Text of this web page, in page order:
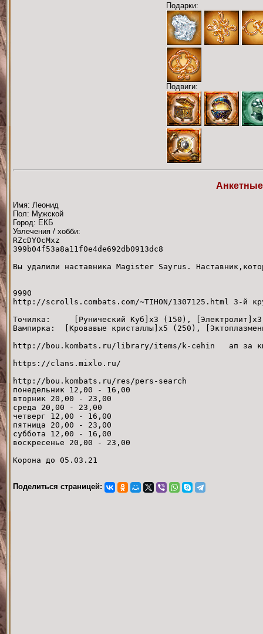
Подарки:
Подвиги:
Имя: Леонид
Пол: Мужской
Город: ЕКБ
Увлечения / хобби:
RZcDYOcMxz
399b04f53a8a11f0e4de692db0913dc8
Вы удалили наставника Magister Sayrus.
9990
http://scrolls.combats.com/~TIHON/1307125.html 3-й
Точилка: [Рунический Куб]x3 (150), [Электролит]x3
Вампирка: [Кровавые кристаллы]x5 (250),
http://bou.kombats.ru/library/items/k-cehin ап за
https://clans.mixlo.ru/
http://bou.kombats.ru/res/pers-search
понедельник 12,00 - 16,00
вторник 20,00 - 23,00
среда 20,00 - 23,00
четверг 12,00 - 16,00
пятница 20,00 - 23,00
суббота 12,00 - 16,00
воскресенье 20,00 - 23,00
Корона до 05.03.21
Поделиться страницей: